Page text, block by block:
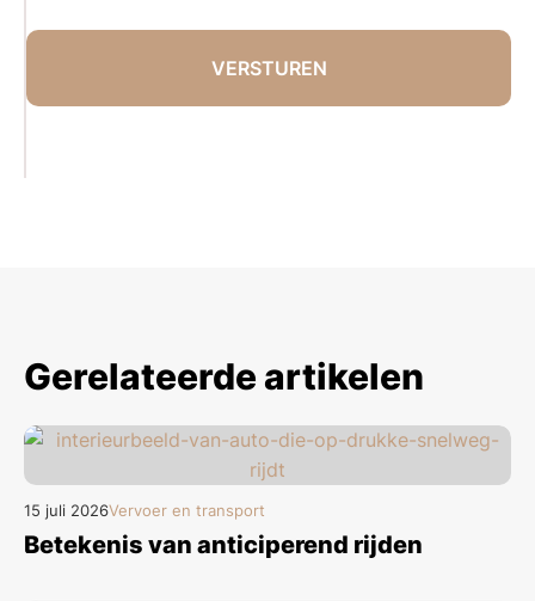
Gerelateerde artikelen
15 juli 2026Vervoer en transport
Betekenis van anticiperend rijden